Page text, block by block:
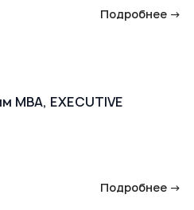
Подробнее →
MBA, EXECUTIVE
Подробнее →